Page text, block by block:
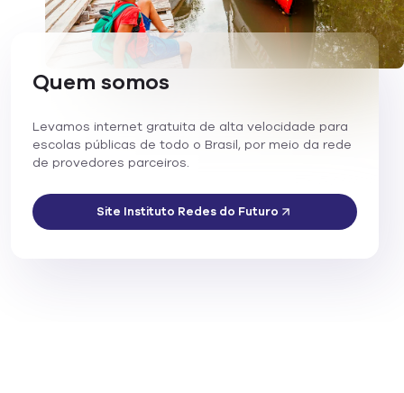
Quem somos
Levamos internet gratuita de alta velocidade para
escolas públicas de todo o Brasil, por meio da rede
de provedores parceiros.
Site Instituto Redes do Futuro